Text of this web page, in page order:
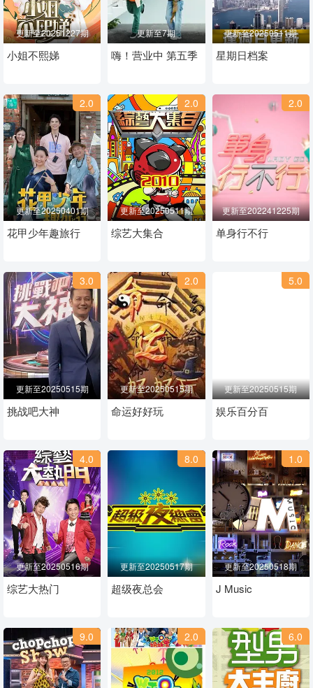
更新至20251227期
小姐不熙娣
更新至7期
嗨！营业中 第五季
更新至20250511期
星期日档案
2.0
更新至20250401期
花甲少年趣旅行
2.0
更新至20250511期
综艺大集合
2.0
更新至202241225期
单身行不行
3.0
更新至20250515期
挑战吧大神
2.0
更新至20250515期
命运好好玩
5.0
更新至20250515期
娱乐百分百
4.0
更新至20250516期
综艺大热门
8.0
更新至20250517期
超级夜总会
1.0
更新至20250518期
J Music
9.0 2.0 6.0